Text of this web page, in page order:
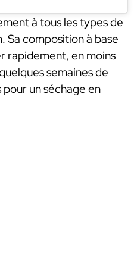
à tous les types de
Sa composition à base
rapidement, en moins
semaines de
un séchage en